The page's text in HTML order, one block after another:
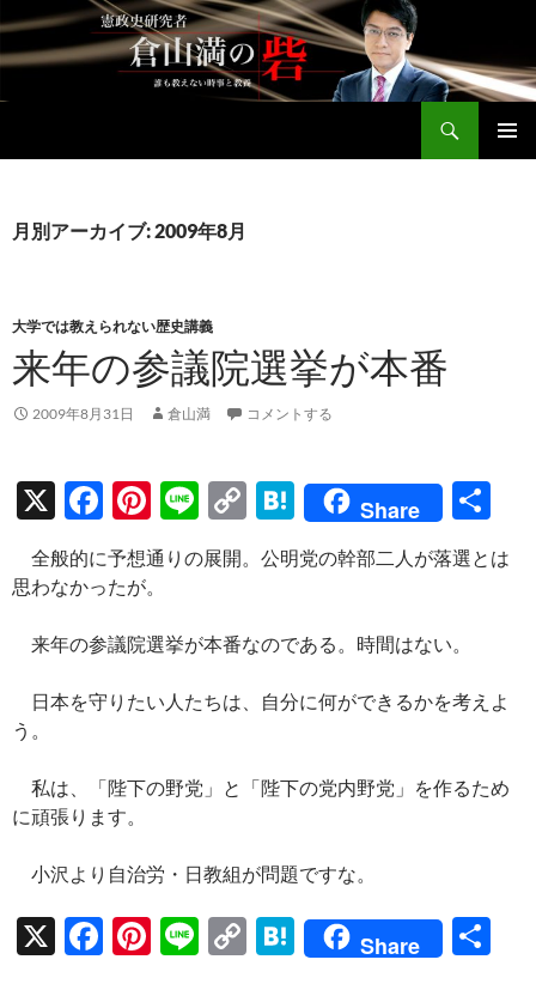
テ
ン
へ
ッ
月別アーカイブ: 2009年8月
大学では教えられない歴史講義
来年の参議院選挙が本番
2009年8月31日 倉山満 コメントする
X
F
ac
e
o
o
Pi
nt
er
t
Li
n
e
C
o
p
Li
n
H
at
e
a
Share
有
全般的に予想通りの展開。公明党の幹部二人が落選とは
思わなかったが。
来年の参議院選挙が本番なのである。時間はない。
日本を守りたい人たちは、自分に何ができるかを考えよ
う。
私は、「陛下の野党」と「陛下の党内野党」を作るため
に頑張ります。
小沢より自治労・日教組が問題ですな。
X
F
Pi Li
C
H
Share